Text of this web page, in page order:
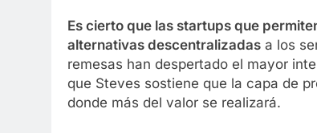
Es cierto que las startups que
alternativas descentralizadas a los
remesas han despertado el mayor
que Steves sostiene que la capa de
donde más del valor se realizará.